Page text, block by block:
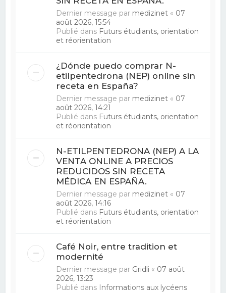
Dernier message par medizinet « 07
août 2026, 15:54
Publié dans Futurs étudiants, orientation
et réorientation
¿Dónde puedo comprar N-
etilpentedrona (NEP) online sin
receta en España?
Dernier message par medizinet « 07
août 2026, 14:21
Publié dans Futurs étudiants, orientation
et réorientation
N-ETILPENTEDRONA (NEP) A LA
VENTA ONLINE A PRECIOS
REDUCIDOS SIN RECETA
MÉDICA EN ESPAÑA.
Dernier message par medizinet « 07
août 2026, 14:16
Publié dans Futurs étudiants, orientation
et réorientation
Café Noir, entre tradition et
modernité
Dernier message par Gridli « 07 août
2026, 13:23
Publié dans Informations aux lycéens